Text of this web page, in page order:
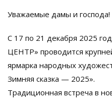
Уважаемые дамы и господа!
С 17 по 21 декабря 2025
ЦЕНТР» проводится
ярмарка народных
Зимняя сказка — 2025».
Традиционная встреча в